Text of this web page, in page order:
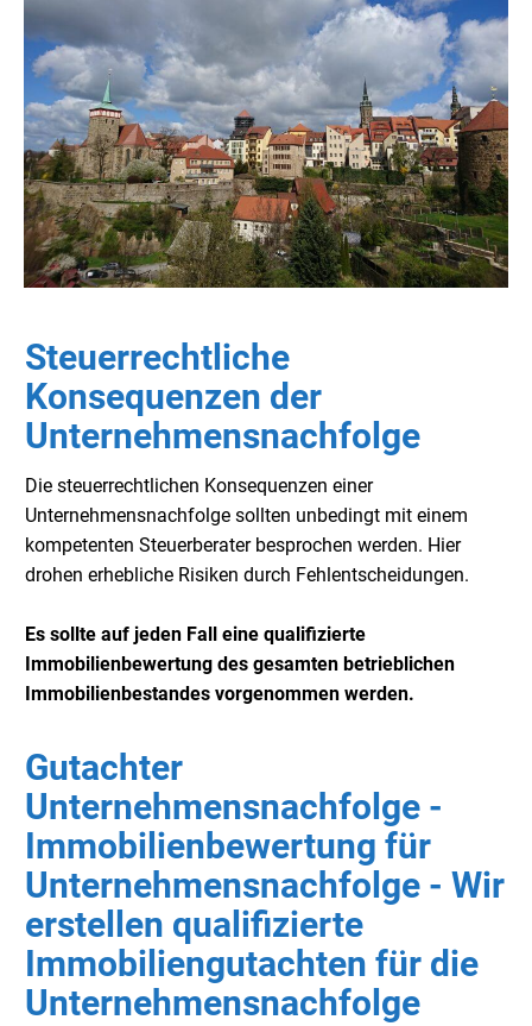
Steuerrechtliche
Konsequenzen der
Unternehmensnachfolge
Die steuerrechtlichen Konsequenzen einer
Unternehmensnachfolge sollten unbedingt mit einem
kompetenten Steuerberater besprochen werden. Hier
drohen erhebliche Risiken durch Fehlentscheidungen.
Es sollte auf jeden Fall eine qualifizierte
Immobilienbewertung des gesamten betrieblichen
Immobilienbestandes vorgenommen werden.
Gutachter
Unternehmensnachfolge -
Immobilienbewertung für
Unternehmensnachfolge - Wir
erstellen qualifizierte
Immobiliengutachten für die
Unternehmensnachfolge